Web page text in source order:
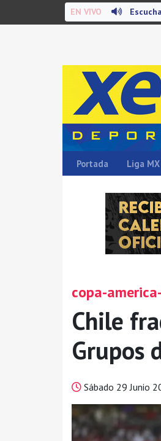
EN VIVO
Portada Liga MX
copa-
Chile
Grupos
Sábado 29 Junio